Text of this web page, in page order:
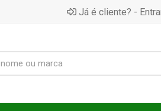
Já é cliente? -